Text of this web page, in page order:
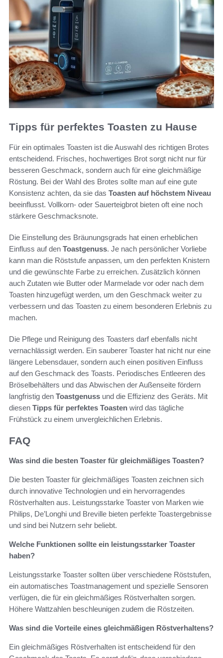
Tipps für perfektes Toasten zu Hause
Für ein optimales Toasten ist die Auswahl des richtigen Brotes
entscheidend. Frisches, hochwertiges Brot sorgt nicht nur für
besseren Geschmack, sondern auch für eine gleichmäßige
Röstung. Bei der Wahl des Brotes sollte man auf eine gute
Konsistenz achten, da sie das Toasten auf höchstem Niveau
beeinflusst. Vollkorn- oder Sauerteigbrot bieten oft eine noch
stärkere Geschmacksnote.
Die Einstellung des Bräunungsgrads hat einen erheblichen
Einfluss auf den Toastgenuss. Je nach persönlicher Vorliebe
kann man die Röststufe anpassen, um den perfekten Knistern
und die gewünschte Farbe zu erreichen. Zusätzlich können
auch Zutaten wie Butter oder Marmelade vor oder nach dem
Toasten hinzugefügt werden, um den Geschmack weiter zu
verbessern und das Toasten zu einem besonderen Erlebnis zu
machen.
Die Pflege und Reinigung des Toasters darf ebenfalls nicht
vernachlässigt werden. Ein sauberer Toaster hat nicht nur eine
längere Lebensdauer, sondern auch einen positiven Einfluss
auf den Geschmack des Toasts. Periodisches Entleeren des
Bröselbehälters und das Abwischen der Außenseite fördern
langfristig den Toastgenuss und die Effizienz des Geräts. Mit
diesen Tipps für perfektes Toasten wird das tägliche
Frühstück zu einem unvergleichlichen Erlebnis.
FAQ
Was sind die besten Toaster für gleichmäßiges Toasten?
Die besten Toaster für gleichmäßiges Toasten zeichnen sich
durch innovative Technologien und ein hervorragendes
Röstverhalten aus. Leistungsstarke Toaster von Marken wie
Philips, De’Longhi und Breville bieten perfekte Toastergebnisse
und sind bei Nutzern sehr beliebt.
Welche Funktionen sollte ein leistungsstarker Toaster
haben?
Leistungsstarke Toaster sollten über verschiedene Röststufen,
ein automatisches Toastmanagement und spezielle Sensoren
verfügen, die für ein gleichmäßiges Röstverhalten sorgen.
Höhere Wattzahlen beschleunigen zudem die Röstzeiten.
Was sind die Vorteile eines gleichmäßigen Röstverhaltens?
Ein gleichmäßiges Röstverhalten ist entscheidend für den